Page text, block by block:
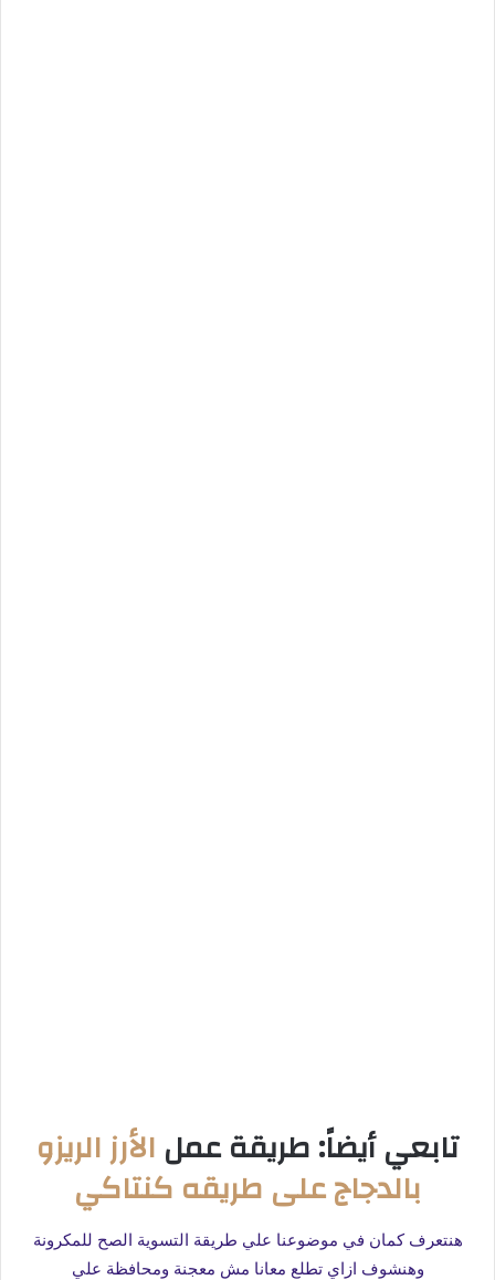
تابعي أيضاً: طريقة عمل الأرز الريزو
بالدجاج على طريقه كنتاكي
هنتعرف كمان في موضوعنا علي طريقة التسوية الصح للمكرونة
وهنشوف ازاي تطلع معانا مش معجنة ومحافظة علي